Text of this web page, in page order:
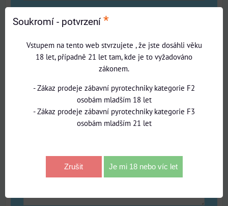
Jméno:*
Recenze:
Soukromí - potvrzení *
Vstupem na tento web stvrzujete , že jste dosáhli věku
18 let, případně 21 let tam, kde je to vyžadováno
zákonem.
- Zákaz prodeje zábavní pyrotechniky kategorie F2
osobám mladším 18 let
- Zákaz prodeje zábavní pyrotechniky kategorie F3
osobám mladším 21 let
Zrušit Je mi 18 nebo víc let